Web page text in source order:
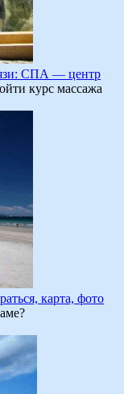
СПА — центр
курс массажа
карта, фото